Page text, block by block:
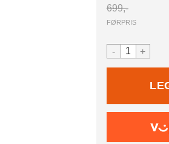
699,-
FØRPRIS
- +